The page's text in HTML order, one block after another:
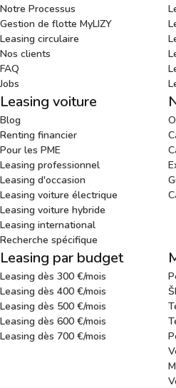
Notre Processus
Gestion de flotte MyLIZY
Leasing circulaire
Nos clients
FAQ
Jobs
Leasing voiture
Blog
Renting financier
Pour les PME
Leasing professionnel
Leasing d'occasion
Leasing voiture électrique
Leasing voiture hybride
Leasing international
Recherche spécifique
Leasing par budget
Leasing dès 300 €/mois
Leasing dès 400 €/mois
Leasing dès 500 €/mois
Leasing dès 600 €/mois
Leasing dès 700 €/mois